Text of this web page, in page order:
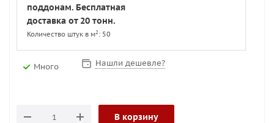
поддонам. Бесплатная
доставка от 20 тонн.
Количество штук в м2 : 50
Много Нашли дешевле?
В корзину